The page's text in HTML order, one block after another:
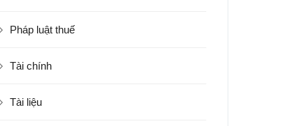
Pháp luật thuế
Tài chính
Tài liệu